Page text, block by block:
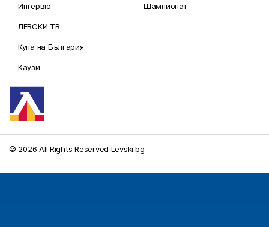
Интервю
ЛЕВСКИ ТВ
Купа на България
Каузи
Шампионат
© 2026 All Rights Reserved Levski.bg